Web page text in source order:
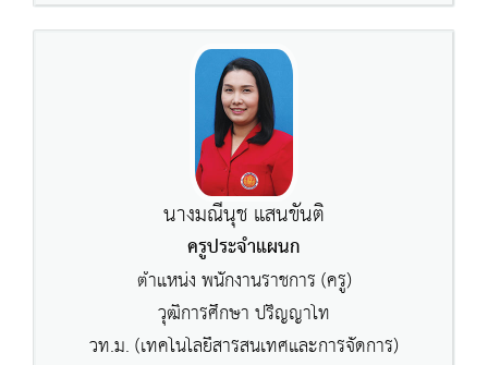
นางมณีนุช แสนขันติ
ครูประจำแผนก
ตำแหน่ง พนักงานราชการ (ครู)
วุฒิการศึกษา ปริญญาโท
วท.ม. (เทคโนโลยีสารสนเทศและการจัดการ)